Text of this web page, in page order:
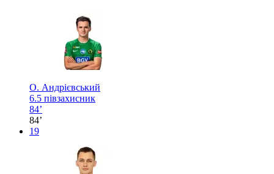
О. Андрієвський
6.5 півзахисник
84’
84’
19